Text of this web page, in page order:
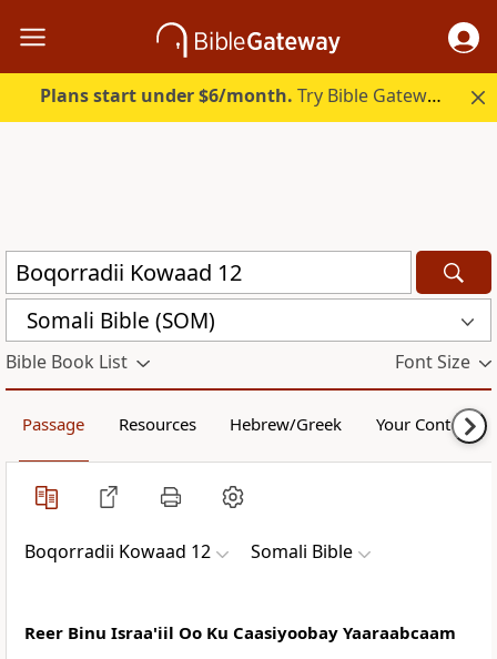
Plans start under $6/month. Try Bible Gateway Plus.
Somali Bible (SOM)
Bible Book List Font Size
Passage Resources Hebrew/Greek Your Content
Boqorradii Kowaad 12 Somali Bible
Reer Binu Israa'iil Oo Ku Caasiyoobay Yaaraabcaam